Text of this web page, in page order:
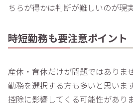
ちらが得かは判断が難しいのが現実
時短勤務も要注意ポイント
産休・育休だけが問題ではありま
勤務を選択する方も多いと思いま
控除に影響してくる可能性がありま